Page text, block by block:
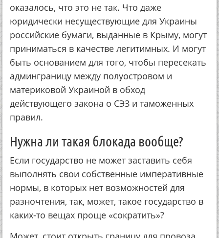
оказалось, что это не так. Что даже
юридически несуществующие для Украины
российские бумаги, выданные в Крыму, могут
приниматься в качестве легитимных. И могут
быть основанием для того, чтобы пересекать
админграницу между полуостровом и
материковой Украиной в обход
действующего закона о СЭЗ и таможенных
правил.
Нужна ли такая блокада вообще?
Если государство не может заставить себя
выполнять свои собственные императивные
нормы, в которых нет возможностей для
разночтения, так, может, такое государство в
каких-то вещах проще «сократить»?